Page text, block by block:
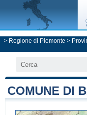
> Regione di Piemonte >
COMUNE DI